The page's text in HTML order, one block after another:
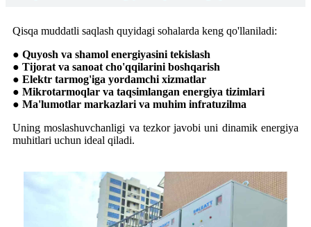
Qisqa muddatli saqlash quyidagi sohalarda keng qo'llaniladi:
● Quyosh va shamol energiyasini tekislash
● Tijorat va sanoat cho'qqilarini boshqarish
● Elektr tarmog'iga yordamchi xizmatlar
● Mikrotarmoqlar va taqsimlangan energiya tizimlari
● Ma'lumotlar markazlari va muhim infratuzilma
Uning moslashuvchanligi va tezkor javobi uni dinamik energiya
muhitlari uchun ideal qiladi.